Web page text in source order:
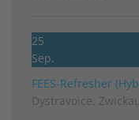
25
Sep.
FEES-Refresher
Dystravoice,